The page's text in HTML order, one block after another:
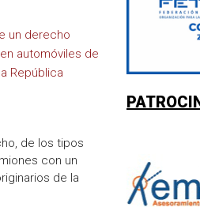
un derecho
automóviles de
República
de los tipos
con un
de la